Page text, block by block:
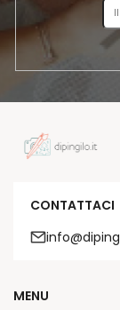
CONTATTACI
MENU